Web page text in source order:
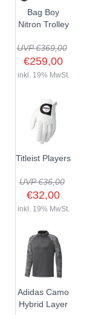
Bag Boy
Nitron Trolley
UVP €369,00
€259,00
inkl. 19% MwSt.
Titleist Players
UVP €36,00
€32,00
inkl. 19% MwSt.
Adidas Camo
Hybrid Layer